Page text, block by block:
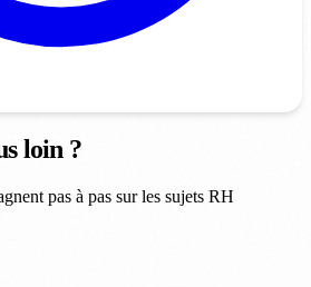
loin ?
pas à pas sur les sujets RH